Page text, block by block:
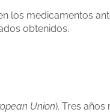
los medicamentos
obtenidos.
Union). Tres años